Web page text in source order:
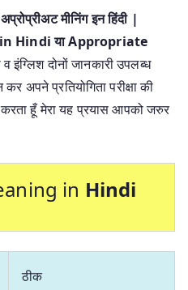
अप्रोप्रीअट मीनिंग इन हिंदी |
Hindi या Appropriate
व इंग्लिश दोनों जानकारी उपलब्ध
अपने प्रतियोगिता परीक्षा की
हूँ मेरा यह प्रयास आपको जरुर
in Hindi
ठीक